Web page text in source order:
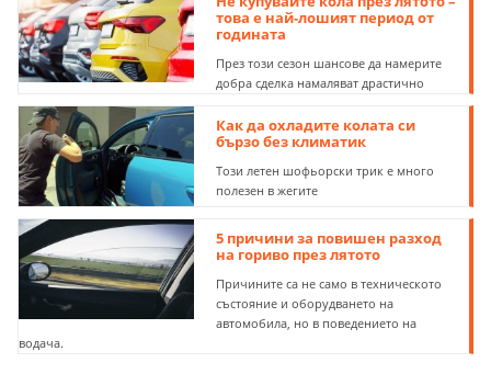
това е най-лошият период от
годината
През този сезон шансове да намерите
добра сделка намаляват драстично
Как да охладите колата си
бързо без климатик
Този летен шофьорски трик е много
полезен в жегите
5 причини за повишен разход
на гориво през лятото
Причините са не само в техническото
състояние и оборудването на
автомобила, но в поведението на
водача.